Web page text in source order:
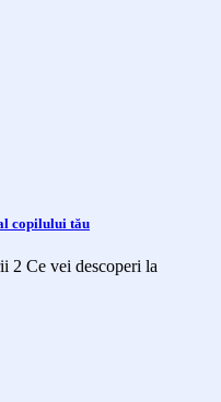
copilului tău
2 Ce vei descoperi la